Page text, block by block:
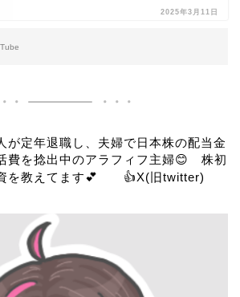
2025年3月11日
が定年退職し、夫婦で日本株の配当金
費を捻出中のアラフィフ主婦😊 株初
を教えてます💕 👍X(旧twitter)